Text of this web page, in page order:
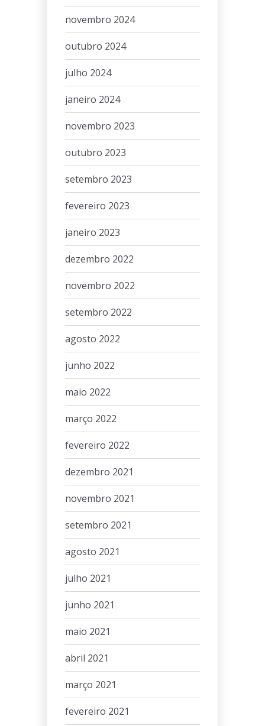
novembro 2024
outubro 2024
julho 2024
janeiro 2024
novembro 2023
outubro 2023
setembro 2023
fevereiro 2023
janeiro 2023
dezembro 2022
novembro 2022
setembro 2022
agosto 2022
junho 2022
maio 2022
março 2022
fevereiro 2022
dezembro 2021
novembro 2021
setembro 2021
agosto 2021
julho 2021
junho 2021
maio 2021
abril 2021
março 2021
fevereiro 2021